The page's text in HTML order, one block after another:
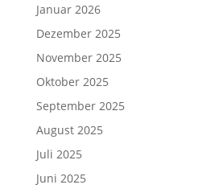
Januar 2026
Dezember 2025
November 2025
Oktober 2025
September 2025
August 2025
Juli 2025
Juni 2025